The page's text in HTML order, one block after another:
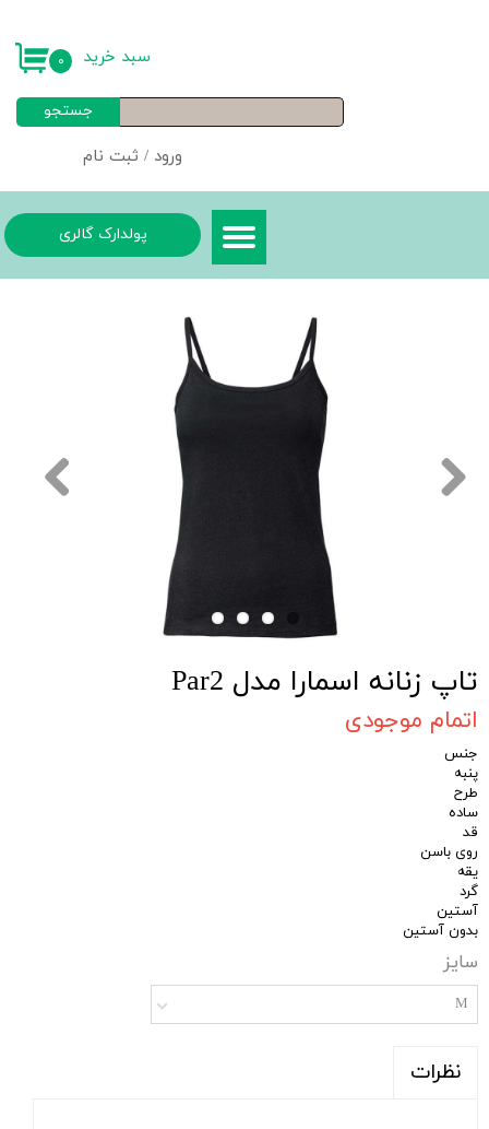
ورود / ثبت نام
خروج از حساب کاربری
جستجو
۰ سبد خرید
پولدارک گالری
تاپ زنانه اسمارا مدل Par2
اتمام موجودی
جنس
پنبه
طرح
ساده
قد
روی باسن
یقه
گرد
آستین
بدون آستین
سایز
M
نظرات